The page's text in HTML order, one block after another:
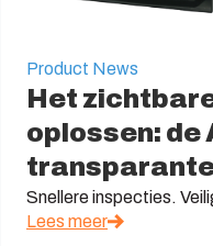
Product News
Het
oplossen: de
Snellere inspecties.
Lees meer